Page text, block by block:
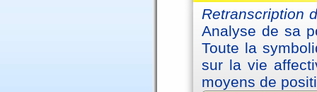
Retranscription
Analyse de sa
Toute la
sur la vie
moyens de